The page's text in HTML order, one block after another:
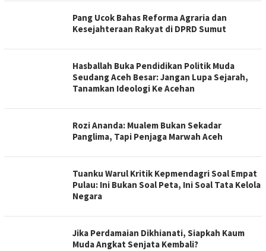
Pang Ucok Bahas Reforma Agraria dan
Kesejahteraan Rakyat di DPRD Sumut
Hasballah Buka Pendidikan Politik Muda
Seudang Aceh Besar: Jangan Lupa Sejarah,
Tanamkan Ideologi Ke Acehan
Rozi Ananda: Mualem Bukan Sekadar
Panglima, Tapi Penjaga Marwah Aceh
Tuanku Warul Kritik Kepmendagri Soal Empat
Pulau: Ini Bukan Soal Peta, Ini Soal Tata Kelola
Negara
Jika Perdamaian Dikhianati, Siapkah Kaum
Muda Angkat Senjata Kembali?